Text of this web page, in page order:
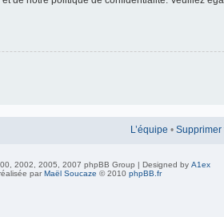
L’équipe • Supprimer
2002, 2005, 2007 phpBB Group | Designed by A1ex
par Maël Soucaze © 2010 phpBB.fr